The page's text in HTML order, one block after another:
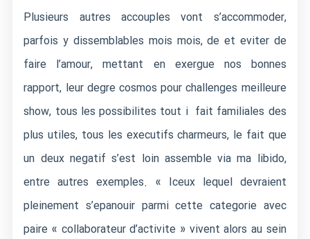
Plusieurs autres accouples vont s’accommoder,
parfois y dissemblables mois mois, de et eviter de
faire l’amour, mettant en exergue nos bonnes
rapport, leur degre cosmos pour challenges meilleure
show, tous les possibilites tout i fait familiales des
plus utiles, tous les executifs charmeurs, le fait que
un deux negatif s’est loin assemble via ma libido,
entre autres exemples. « Iceux lequel devraient
pleinement s’epanouir parmi cette categorie avec
paire « collaborateur d’activite » vivent alors au sein